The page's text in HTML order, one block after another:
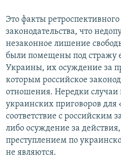
Это факты
законодательства, что
незаконное лишение
были помещены под стражу
Украины, их осуждение за
которым российское
отношения. Нередки случаи
украинских приговоров для
соответствие с российским
либо осуждение за
преступлением по
не являются.